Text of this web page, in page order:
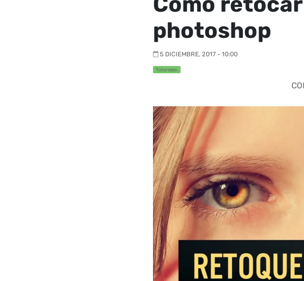
photoshop
5 DICIEMBRE, 2017 - 10:00
Tutoriales